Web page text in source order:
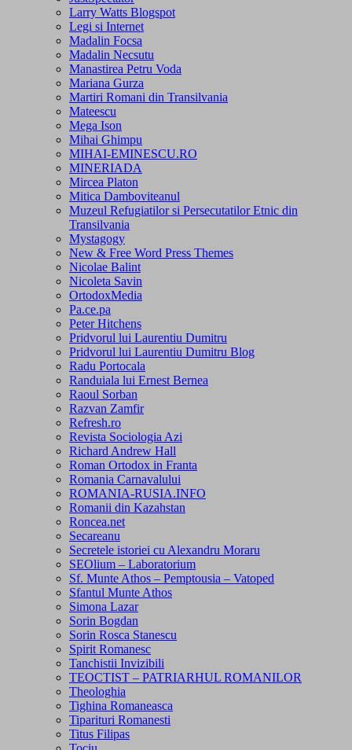
Larry Watts Blogspot
Legi si Internet
Madalin Focsa
Madalin Necsutu
Manastirea Petru Voda
Mariana Gurza
Martiri Romani din Transilvania
Mateescu
Mega Ison
Mihai Ghimpu
MIHAI-EMINESCU.RO
MINERIADA
Mircea Platon
Mitica Damboviteanul
Muzeul Refugiatilor si Persecutatilor Etnic din
Transilvania
Mystagogy
New & Free Word Press Themes
Nicolae Balint
Nicoleta Savin
OrtodoxMedia
Pa.ce.pa
Peter Hitchens
Pridvorul lui Laurentiu Dumitru
Pridvorul lui Laurentiu Dumitru Blog
Radu Portocala
Randuiala lui Ernest Bernea
Raoul Sorban
Razvan Zamfir
Refresh.ro
Revista Sociologia Azi
Richard Andrew Hall
Roman Ortodox in Franta
Romania Carnavalului
ROMANIA-RUSIA.INFO
Romanii din Kazahstan
Roncea.net
Secareanu
Secretele istoriei cu Alexandru Moraru
SEOlium – Laboratorium
Sf. Munte Athos – Pemptousia – Vatoped
Sfantul Munte Athos
Simona Lazar
Sorin Bogdan
Sorin Rosca Stanescu
Spirit Romanesc
Tanchistii Invizibili
TEOCTIST – PATRIARHUL ROMANILOR
Theologhia
Tighina Romaneasca
Tiparituri Romanesti
Titus Filipas